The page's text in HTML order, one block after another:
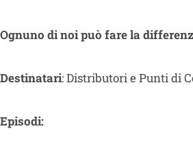
Ognuno di noi può fare la
Destinatari: Distributori e Punti di
Episodi: